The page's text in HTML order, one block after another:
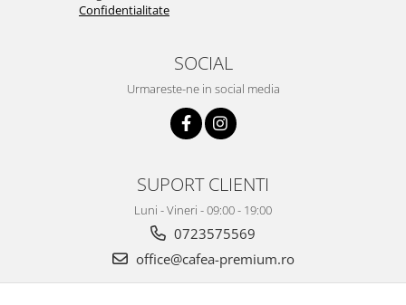
Confidentialitate
SOCIAL
Urmareste-ne in social media
SUPORT CLIENTI
Luni - Vineri - 09:00 - 19:00
0723575569
office@cafea-premium.ro